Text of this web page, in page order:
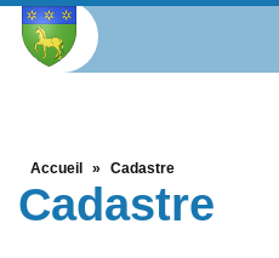
Accueil » Cadastre
Cadastre